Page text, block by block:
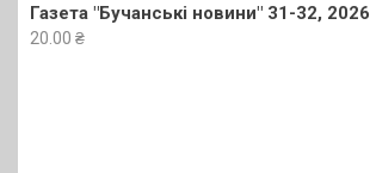
Газета "Бучанські новини" 31-32, 2026
20.00 ₴